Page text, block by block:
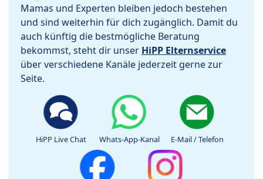
Mamas und Experten bleiben jedoch bestehen
und sind weiterhin für dich zugänglich. Damit du
auch künftig die bestmögliche Beratung
bekommst, steht dir unser HiPP Elternservice
über verschiedene Kanäle jederzeit gerne zur
Seite.
HiPP Live Chat Whats-App-Kanal E-Mail / Telefon